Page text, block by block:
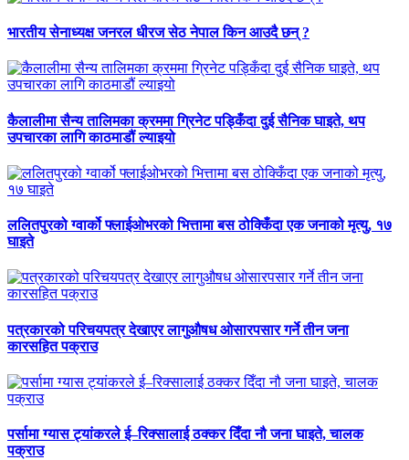
भारतीय सेनाध्यक्ष जनरल धीरज सेठ नेपाल किन आउदै छन् ?
कैलालीमा सैन्य तालिमका क्रममा ग्रिनेट पड्किँदा दुई सैनिक घाइते, थप
उपचारका लागि काठमाडौं ल्याइयो
ललितपुरको ग्वार्को फ्लाईओभरको भित्तामा बस ठोक्किँदा एक जनाको मृत्यु, १७
घाइते
पत्रकारको परिचयपत्र देखाएर लागुऔषध ओसारपसार गर्ने तीन जना
कारसहित पक्राउ
पर्सामा ग्यास ट्यांकरले ई–रिक्सालाई ठक्कर दिँदा नौ जना घाइते, चालक
पक्राउ